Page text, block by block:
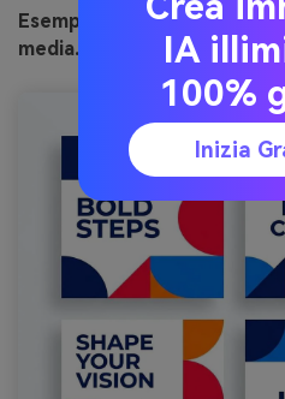
Esempio immagine di studio
media.io
IA
100%
Inizia